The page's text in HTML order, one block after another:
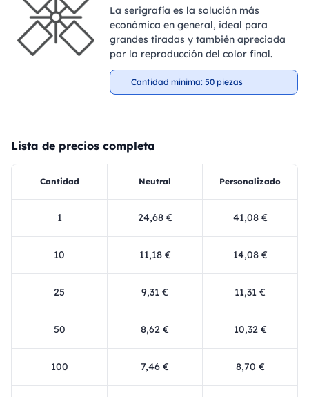
La serigrafía es la solución más
económica en general, ideal para
grandes tiradas y también apreciada
por la reproducción del color final.
Cantidad mínima: 50 piezas
Lista de precios completa
Cantidad Neutral Personalizado
1 24,68 € 41,08 €
10 11,18 € 14,08 €
25 9,31 € 11,31 €
50 8,62 € 10,32 €
100 7,46 € 8,70 €